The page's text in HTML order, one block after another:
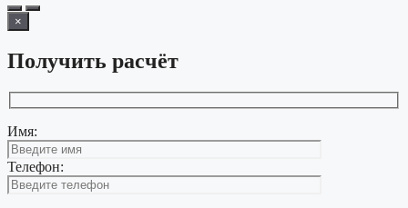
×
Получить расчёт
Имя:
Телефон: